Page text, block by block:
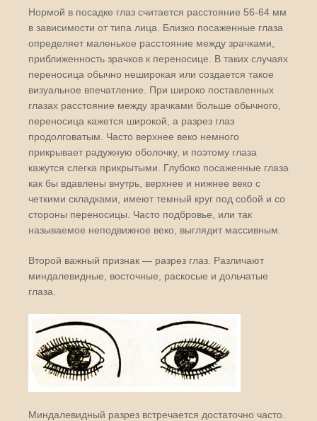
Нормой в посадке глаз считается расстояние 56-64 мм
в зависимости от типа лица. Близко посаженные глаза
определяет маленькое расстояние между зрачками,
приближенность зрачков к переносице. В таких случаях
переносица обычно неширокая или создается такое
визуальное впечатление. При широко поставленных
глазах расстояние между зрачками больше обычного,
переносица кажется широкой, а разрез глаз
продолговатым. Часто верхнее веко немного
прикрывает радужную оболочку, и поэтому глаза
кажутся слегка прикрытыми. Глубоко посаженные глаза
как бы вдавлены внутрь, верхнее и нижнее веко с
четкими складками, имеют темный круг под собой и со
стороны переносицы. Часто подбровье, или так
называемое неподвижное веко, выглядит массивным.
Второй важный признак — разрез глаз. Различают
миндалевидные, восточные, раскосые и дольчатые
глаза.
Миндалевидный разрез встречается достаточно часто.